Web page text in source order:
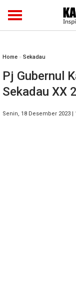
Home » Sekadau
Pj Gubernul
Sekadau XX
Senin, 18 Desember 2023 |